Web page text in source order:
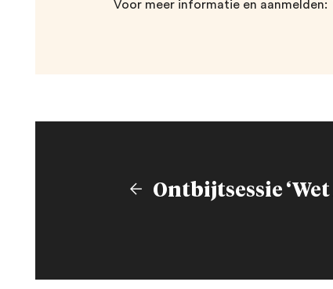
Voor meer informatie en aanmelden: